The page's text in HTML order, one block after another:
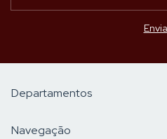
Departamentos
Navegação